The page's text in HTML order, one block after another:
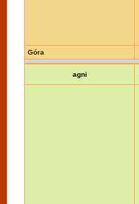
Góra
agni